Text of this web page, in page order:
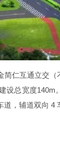
仁互通立交（
建设总宽度140m
道，辅道双向 4